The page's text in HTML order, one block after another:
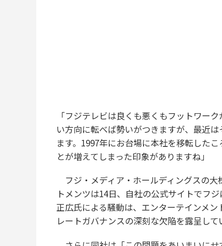
「フジテレビは良くも悪くもフットワー
い方向に転べば勢いがつきますが、最近
ます。1997年にお台場に本社を移転した
とが増えてしまった印象がありますね」
フジ・メディア・ホールディングスの
トメンツは14日、自社の公式サイトでフ
正広氏による騒動は、エンターテインメ
レートガバナンスの深刻な欠陥を露呈して